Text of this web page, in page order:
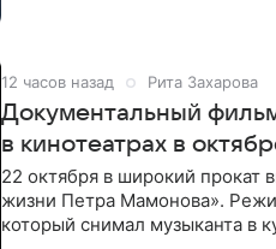
12 часов назад Рита Захарова
Документальный
в кинотеатрах в
22 октября в широкий
жизни Петра Мамонова».
который снимал музыканта в